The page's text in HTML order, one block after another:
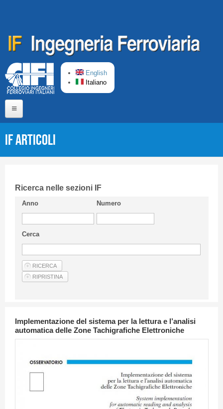
English
Italiano
CIFI in breve
Linee Guida
Privacy Policy
Articoli
IF Articoli
Ricerca nelle sezioni IF
Anno Numero
Cerca
Implementazione del sistema per la lettura e l’analisi
automatica delle Zone Tachigrafiche Elettroniche